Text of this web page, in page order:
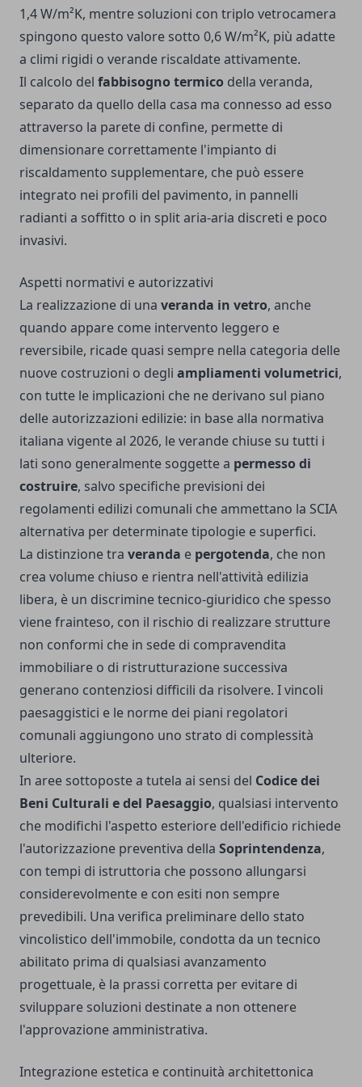
1,4 W/m²K, mentre soluzioni con triplo vetrocamera
spingono questo valore sotto 0,6 W/m²K, più adatte
a climi rigidi o verande riscaldate attivamente.
Il calcolo del fabbisogno termico della veranda,
separato da quello della casa ma connesso ad esso
attraverso la parete di confine, permette di
dimensionare correttamente l'impianto di
riscaldamento supplementare, che può essere
integrato nei profili del pavimento, in pannelli
radianti a soffitto o in split aria-aria discreti e poco
invasivi.
Aspetti normativi e autorizzativi
La realizzazione di una veranda in vetro, anche
quando appare come intervento leggero e
reversibile, ricade quasi sempre nella categoria delle
nuove costruzioni o degli ampliamenti volumetrici,
con tutte le implicazioni che ne derivano sul piano
delle autorizzazioni edilizie: in base alla normativa
italiana vigente al 2026, le verande chiuse su tutti i
lati sono generalmente soggette a permesso di
costruire, salvo specifiche previsioni dei
regolamenti edilizi comunali che ammettano la SCIA
alternativa per determinate tipologie e superfici.
La distinzione tra veranda e pergotenda, che non
crea volume chiuso e rientra nell'attività edilizia
libera, è un discrimine tecnico-giuridico che spesso
viene frainteso, con il rischio di realizzare strutture
non conformi che in sede di compravendita
immobiliare o di ristrutturazione successiva
generano contenziosi difficili da risolvere. I vincoli
paesaggistici e le norme dei piani regolatori
comunali aggiungono uno strato di complessità
ulteriore.
In aree sottoposte a tutela ai sensi del Codice dei
Beni Culturali e del Paesaggio, qualsiasi intervento
che modifichi l'aspetto esteriore dell'edificio richiede
l'autorizzazione preventiva della Soprintendenza,
con tempi di istruttoria che possono allungarsi
considerevolmente e con esiti non sempre
prevedibili. Una verifica preliminare dello stato
vincolistico dell'immobile, condotta da un tecnico
abilitato prima di qualsiasi avanzamento
progettuale, è la prassi corretta per evitare di
sviluppare soluzioni destinate a non ottenere
l'approvazione amministrativa.
Integrazione estetica e continuità architettonica